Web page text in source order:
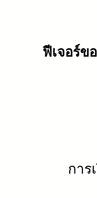
ฟีเจอร์
การ